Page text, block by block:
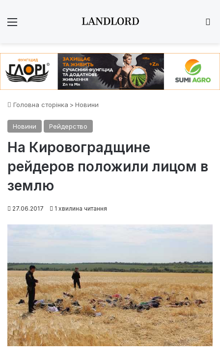
Головна сторінка > Новини
Новини Рейдерство
На Кировоградщине
рейдеров положили лицом в
землю
27.06.2017 1 хвилина читання